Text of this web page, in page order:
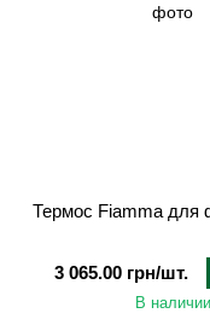
Термос Fiamma для
3 065.00 грн/шт.
В наличии